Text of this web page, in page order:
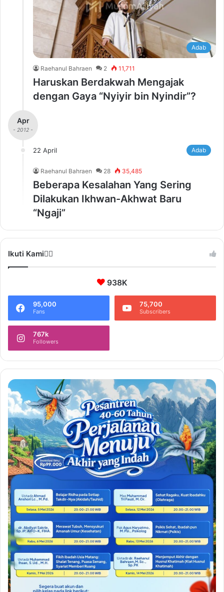
Adab
Raehanul Bahraen 2 11,711
Haruskan Berdakwah Mengajak
dengan Gaya “Nyiyir bin Nyindir”?
Apr
- 2012 -
22 April Adab
Raehanul Bahraen 28 35,485
Beberapa Kesalahan Yang Sering
Dilakukan Ikhwan-Akhwat Baru
“Ngaji”
Ikuti Kami❤️‍🔥
938K
95,000
Fans
75,700
Subscribers
767k
Followers